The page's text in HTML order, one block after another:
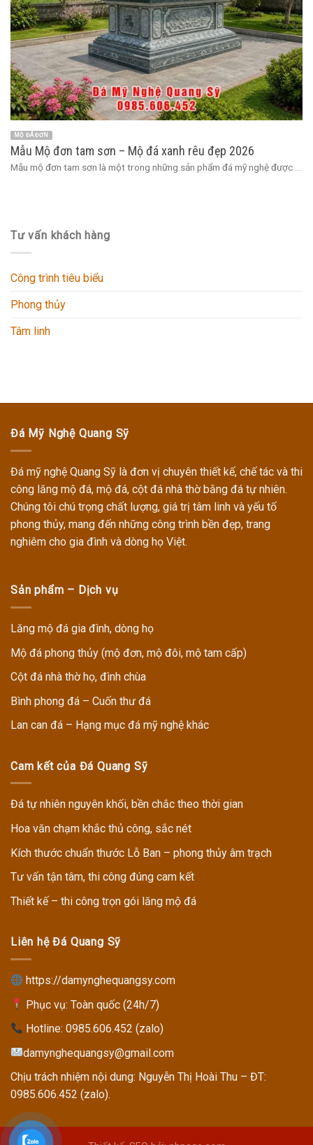
MỘ ĐÁ ĐƠN
Mẫu Mộ đơn tam sơn – Mộ đá xanh rêu đẹp 2026
Mẫu mộ đơn tam sơn là một trong những sản phẩm đá mỹ nghệ được ...
Tư vấn khách hàng
Công trình tiêu biểu
Phong thủy
Tâm linh
Đá Mỹ Nghệ Quang Sỹ
Đá mỹ nghệ Quang Sỹ là đơn vị chuyên thiết kế, chế tác và thi
công lăng mộ đá, mộ đá, cột đá nhà thờbằng đá tự nhiên.
Chúng tôi chú trọng chất lượng, giá trị tâm linh và yếu tố
phong thủy, mang đến những công trình bền đẹp, trang
nghiêm cho gia đình và dòng họ Việt.
Sản phẩm – Dịch vụ
Lăng mộ đá gia đình, dòng họ
Mộ đá phong thủy (mộ đơn, mộ đôi, mộ tam cấp)
Cột đá nhà thờ họ, đình chùa
Bình phong đá – Cuốn thư đá
Lan can đá – Hạng mục đá mỹ nghệ khác
Cam kết của Đá Quang Sỹ
Đá tự nhiên nguyên khối, bền chắc theo thời gian
Hoa văn chạm khắc thủ công, sắc nét
Kích thước chuẩn thước Lỗ Ban – phong thủy âm trạch
Tư vấn tận tâm, thi công đúng cam kết
Thiết kế – thi công trọn gói lăng mộ đá
Liên hệ Đá Quang Sỹ
https://damynghequangsy.com
Phục vụ: Toàn quốc (24h/7)
Hotline:0985.606.452 (zalo)
damynghequangsy@gmail.com
Chịu trách nhiệm nội dung: Nguyễn Thị Hoài Thu – ĐT:
0985.606.452 (zalo).